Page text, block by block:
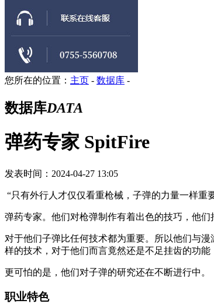
您所在的位置： 主页 - 数据库 -
数据库DATA
弹药专家 SpitFire
发表时间：2024-04-27 13:05
“只有外行人才仅仅看重枪械，子弹的力量一样重
弹药专家。他们对枪弹制作有着出色的技巧，他们
对于他们子弹比任何技术都为重要。所以他们与
样的技术，对于他们而言竟然还是不足挂齿的功
更可怕的是，他们对子弹的研究还在不断进行中。
职业特色